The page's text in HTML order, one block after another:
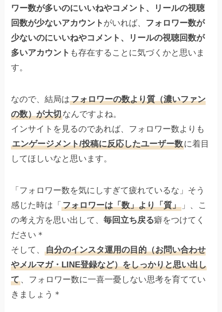
ワー数が多いのにいいねやコメント、リールの視聴
回数が少ないアカウント がいれば、 フォロワー数が
少ないのにいいねやコメント、リールの視聴回数が
多いアカウント も存在することに気づくかと思いま
す。
なので、結局はフォロワーの数より質（濃いファン
の数）が大切なんですよね。
インサイトを見るのであれば、フォロワー数よりも
エンゲージメント/投稿に反応したユーザー数に着目
してほしいなと思います。
「フォロワー数を気にしすぎて疲れているな」そう
感じた時は「フォロワーは「数」より「質」 」、こ
の考え方を思い出して、毎回立ち戻る癖をつけてく
ださい＊
そして、自分のインスタ運用の目的（お問い合わせ
やメルマガ・LINE登録など）をしっかりと思い出し
て、フォロワー数に一喜一憂しない思考を育ててい
きましょう＊